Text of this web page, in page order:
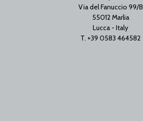
Via del Fanuccio 99/B
55012 Marlia
Lucca - Italy
T. +39 0583 464582